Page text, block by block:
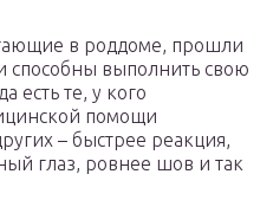
в роддоме, прошли
способны выполнить свою
есть те, у кого
помощи
– быстрее реакция,
глаз, ровнее шов и так